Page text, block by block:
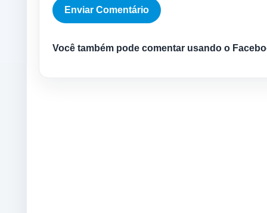
Você também pode comentar usando o